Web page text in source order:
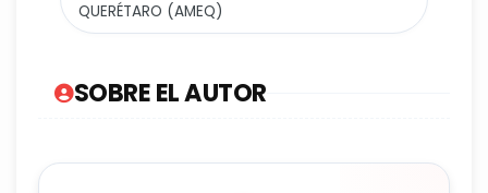
QUERÉTARO (AMEQ)
SOBRE EL AUTOR